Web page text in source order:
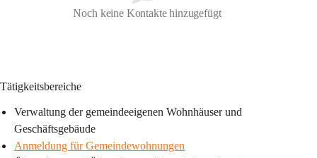
Noch keine Kontakte hinzugefügt
Tätigkeitsbereiche
Verwaltung der gemeindeeigenen Wohnhäuser und
Geschäftsgebäude
Anmeldung für Gemeindewohnungen